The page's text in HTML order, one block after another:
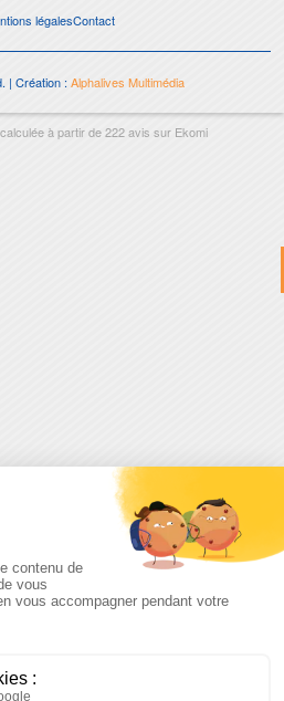
légalesContact
| Création :Alphalives Multimédia
calculée à partir de222avis sur Ekomi